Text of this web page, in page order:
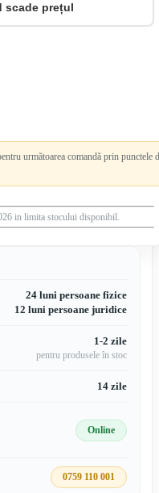
24 luni persoane fizice
12 luni persoane juridice
1-2 zile
pentru produsele în stoc
14 zile
Online
0759 110 001
scade prețul
următoarea comandă prin punctele
in limita stocului disponibil.